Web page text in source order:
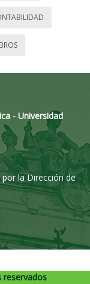
- Universidad
la Dirección de
reservados